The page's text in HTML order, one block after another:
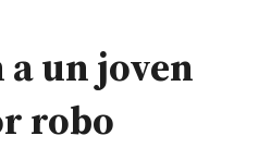
un joven
robo